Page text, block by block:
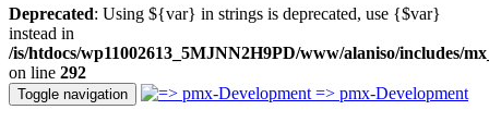
Deprecated: Using ${var} in strings is deprecated, use {$var}
instead in
/is/htdocs/wp11002613_5MJNN2H9PD/www/alaniso/includes/
on line 292
Toggle navigation => pmx-Development